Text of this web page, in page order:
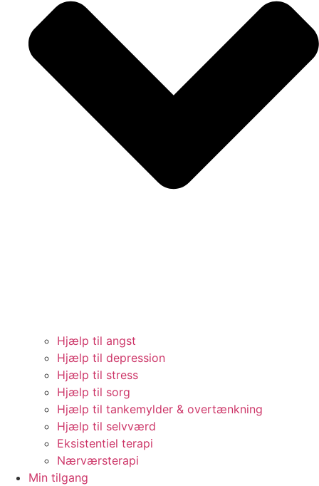
Hjælp til angst
Hjælp til depression
Hjælp til stress
Hjælp til sorg
Hjælp til tankemylder & overtænkning
Hjælp til selvværd
Eksistentiel terapi
Nærværsterapi
Min tilgang